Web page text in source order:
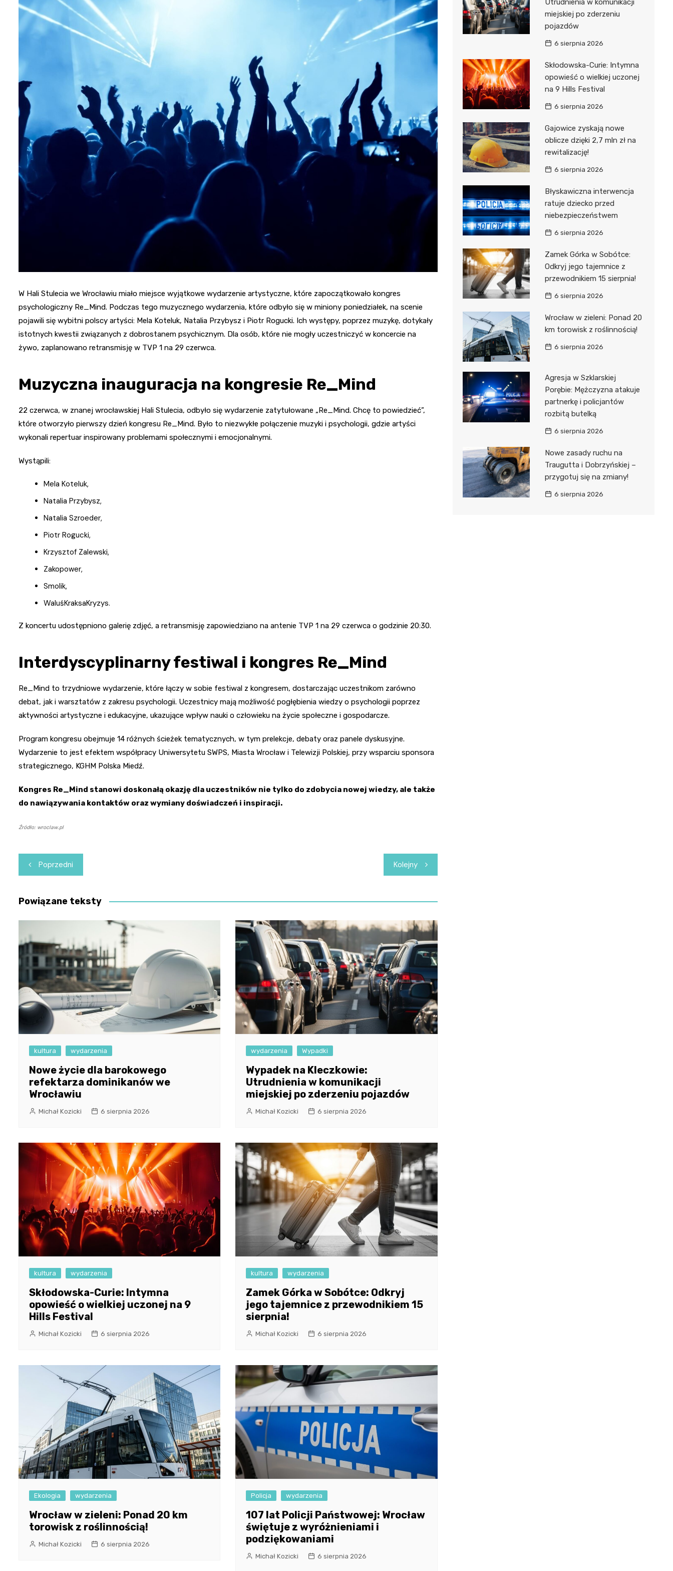
Kino
W Hali Stulecia we Wrocławiu miało miejsce wyjątkowe wydarzenie artystyczne, które zapoczątkowało kongres
psychologiczny Re_Mind. Podczas tego muzycznego wydarzenia, które odbyło się w miniony poniedziałek, na scenie
pojawili się wybitni polscy artyści: Mela Koteluk, Natalia Przybysz i Piotr Rogucki. Ich występy, poprzez muzykę, dotykały
istotnych kwestii związanych z dobrostanem psychicznym. Dla osób, które nie mogły uczestniczyć w koncercie na
żywo, zaplanowano retransmisję w TVP 1 na 29 czerwca.
Muzyczna inauguracja na kongresie Re_Mind
22 czerwca, w znanej wrocławskiej Hali Stulecia, odbyło się wydarzenie zatytułowane „Re_Mind. Chcę to powiedzieć”,
które otworzyło pierwszy dzień kongresu Re_Mind. Było to niezwykłe połączenie muzyki i psychologii, gdzie artyści
wykonali repertuar inspirowany problemami społecznymi i emocjonalnymi.
Wystąpili:
Mela Koteluk,
Natalia Przybysz,
Natalia Szroeder,
Piotr Rogucki,
Krzysztof Zalewski,
Zakopower,
Smolik,
WaluśKraksaKryzys.
Z koncertu udostępniono galerię zdjęć, a retransmisję zapowiedziano na antenie TVP 1 na 29 czerwca o godzinie 20:30.
Interdyscyplinarny festiwal i kongres Re_Mind
Re_Mind to trzydniowe wydarzenie, które łączy w sobie festiwal z kongresem, dostarczając uczestnikom zarówno
debat, jak i warsztatów z zakresu psychologii. Uczestnicy mają możliwość pogłębienia wiedzy o psychologii poprzez
aktywności artystyczne i edukacyjne, ukazujące wpływ nauki o człowieku na życie społeczne i gospodarcze.
Program kongresu obejmuje 14 różnych ścieżek tematycznych, w tym prelekcje, debaty oraz panele dyskusyjne.
Wydarzenie to jest efektem współpracy Uniwersytetu SWPS, Miasta Wrocław i Telewizji Polskiej, przy wsparciu sponsora
strategicznego, KGHM Polska Miedź.
Kongres Re_Mind stanowi doskonałą okazję dla uczestników nie tylko do zdobycia nowej wiedzy, ale także
do nawiązywania kontaktów oraz wymiany doświadczeń i inspiracji.
Źródło: wroclaw.pl
Nawigacja
wpisu
Poprzedni Kolejny
Powiązane teksty
kultura wydarzenia
Nowe życie dla barokowego
refektarza dominikanów we
Wrocławiu
Michał Kozicki 6 sierpnia 2026
wydarzenia Wypadki
Wypadek na Kleczkowie:
Utrudnienia w komunikacji
miejskiej po zderzeniu pojazdów
Michał Kozicki 6 sierpnia 2026
kultura wydarzenia
Skłodowska-Curie: Intymna
opowieść o wielkiej uczonej na 9
Hills Festival
Michał Kozicki 6 sierpnia 2026
kultura wydarzenia
Zamek Górka w Sobótce: Odkryj
jego tajemnice z przewodnikiem 15
sierpnia!
Michał Kozicki 6 sierpnia 2026
Ekologia wydarzenia
Wrocław w zieleni: Ponad 20 km
torowisk z roślinnością!
Michał Kozicki 6 sierpnia 2026
Policja wydarzenia
107 lat Policji Państwowej: Wrocław
świętuje z wyróżnieniami i
podziękowaniami
Michał Kozicki 6 sierpnia 2026
Utrudnienia w komunikacji
miejskiej po zderzeniu
pojazdów
6 sierpnia 2026
Skłodowska-Curie: Intymna
opowieść o wielkiej uczonej
na 9 Hills Festival
6 sierpnia 2026
Gajowice zyskają nowe
oblicze dzięki 2,7 mln zł na
rewitalizację!
6 sierpnia 2026
Błyskawiczna interwencja
ratuje dziecko przed
niebezpieczeństwem
6 sierpnia 2026
Zamek Górka w Sobótce:
Odkryj jego tajemnice z
przewodnikiem 15 sierpnia!
6 sierpnia 2026
Wrocław w zieleni: Ponad 20
km torowisk z roślinnością!
6 sierpnia 2026
Agresja w Szklarskiej
Porębie: Mężczyzna atakuje
partnerkę i policjantów
rozbitą butelką
6 sierpnia 2026
Nowe zasady ruchu na
Traugutta i Dobrzyńskiej –
przygotuj się na zmiany!
6 sierpnia 2026